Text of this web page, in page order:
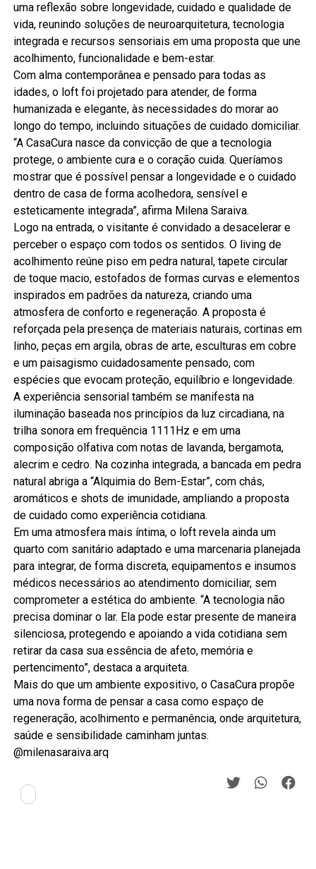
uma reflexão sobre longevidade, cuidado e qualidade de
vida, reunindo soluções de neuroarquitetura, tecnologia
integrada e recursos sensoriais em uma proposta que une
acolhimento, funcionalidade e bem-estar.
Com alma contemporânea e pensado para todas as
idades, o loft foi projetado para atender, de forma
humanizada e elegante, às necessidades do morar ao
longo do tempo, incluindo situações de cuidado domiciliar.
“A CasaCura nasce da convicção de que a tecnologia
protege, o ambiente cura e o coração cuida. Queríamos
mostrar que é possível pensar a longevidade e o cuidado
dentro de casa de forma acolhedora, sensível e
esteticamente integrada”, afirma Milena Saraiva.
Logo na entrada, o visitante é convidado a desacelerar e
perceber o espaço com todos os sentidos. O living de
acolhimento reúne piso em pedra natural, tapete circular
de toque macio, estofados de formas curvas e elementos
inspirados em padrões da natureza, criando uma
atmosfera de conforto e regeneração. A proposta é
reforçada pela presença de materiais naturais, cortinas em
linho, peças em argila, obras de arte, esculturas em cobre
e um paisagismo cuidadosamente pensado, com
espécies que evocam proteção, equilíbrio e longevidade.
A experiência sensorial também se manifesta na
iluminação baseada nos princípios da luz circadiana, na
trilha sonora em frequência 1111Hz e em uma
composição olfativa com notas de lavanda, bergamota,
alecrim e cedro. Na cozinha integrada, a bancada em pedra
natural abriga a “Alquimia do Bem-Estar”, com chás,
aromáticos e shots de imunidade, ampliando a proposta
de cuidado como experiência cotidiana.
Em uma atmosfera mais íntima, o loft revela ainda um
quarto com sanitário adaptado e uma marcenaria planejada
para integrar, de forma discreta, equipamentos e insumos
médicos necessários ao atendimento domiciliar, sem
comprometer a estética do ambiente. “A tecnologia não
precisa dominar o lar. Ela pode estar presente de maneira
silenciosa, protegendo e apoiando a vida cotidiana sem
retirar da casa sua essência de afeto, memória e
pertencimento”, destaca a arquiteta.
Mais do que um ambiente expositivo, o CasaCura propõe
uma nova forma de pensar a casa como espaço de
regeneração, acolhimento e permanência, onde arquitetura,
saúde e sensibilidade caminham juntas.
@milenasaraiva.arq